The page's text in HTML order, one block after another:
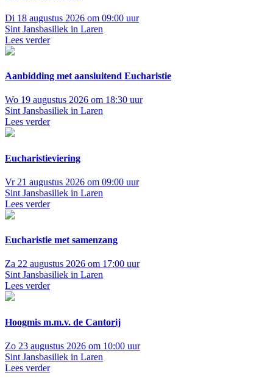
Di 18 augustus 2026 om 09:00 uur
Sint Jansbasiliek in Laren
Lees verder
Aanbidding met aansluitend Eucharistie
Wo 19 augustus 2026 om 18:30 uur
Sint Jansbasiliek in Laren
Lees verder
Eucharistieviering
Vr 21 augustus 2026 om 09:00 uur
Sint Jansbasiliek in Laren
Lees verder
Eucharistie met samenzang
Za 22 augustus 2026 om 17:00 uur
Sint Jansbasiliek in Laren
Lees verder
Hoogmis m.m.v. de Cantorij
Zo 23 augustus 2026 om 10:00 uur
Sint Jansbasiliek in Laren
Lees verder